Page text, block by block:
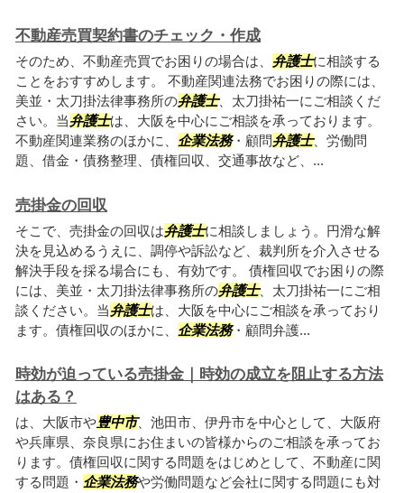
不動産売買契約書のチェック・作成
そのため、不動産売買でお困りの場合は、 弁護士に相談する
ことをおすすめします。 不動産関連法務でお困りの際には、
美並・太刀掛法律事務所の弁護士、太刀掛祐一にご相談くだ
さい。当弁護士は、大阪を中心にご相談を承っております。
不動産関連業務のほかに、 企業法務・顧問弁護士、労働問
題、借金・債務整理、債権回収、交通事故など、...
売掛金の回収
そこで、売掛金の回収は弁護士に相談しましょう。円滑な解
決を見込めるうえに、調停や訴訟など、裁判所を介入させる
解決手段を採る場合にも、有効です。 債権回収でお困りの際
には、美並・太刀掛法律事務所の弁護士、太刀掛祐一にご相
談ください。当弁護士は、大阪を中心にご相談を承っており
ます。債権回収のほかに、 企業法務・顧問弁護...
時効が迫っている売掛金｜時効の成立を阻止する方法
はある？
は、大阪市や豊中市、池田市、伊丹市を中心として、大阪府
や兵庫県、奈良県にお住まいの皆様からのご相談を承ってお
ります。債権回収に関する問題をはじめとして、不動産に関
する問題・ 企業法務や労働問題など会社に関する問題にも対